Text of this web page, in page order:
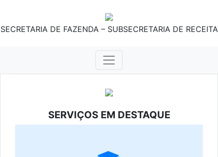
SECRETARIA DE FAZENDA – SUBSECRETARIA DE RECEITA
SERVIÇOS EM DESTAQUE